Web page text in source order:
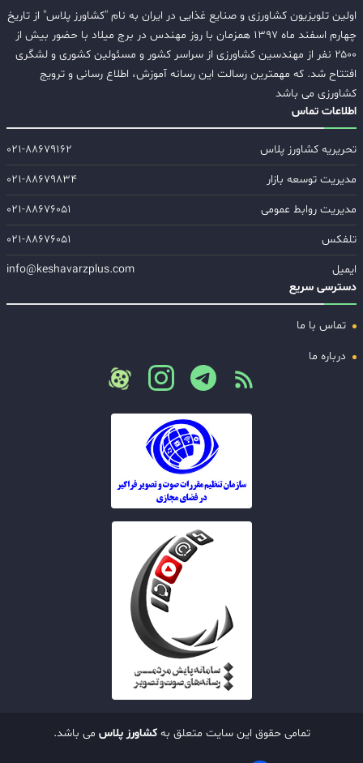
اولین تلویزیون کشاورزی و صنایع غذایی در ایران به نام "کشاورز پلاس" از تاریخ
چهارم اسفند ماه ۱۳۹۷ همزمان با روز مهندس در برج میلاد با حضور بیش از
۲۵۰۰ نفر از مهندسین کشاورزی از سراسر کشور و مسئولین کشوری و لشگری
افتتاح شد. که مهمترین رسالت این رسانه آموزش، اطلاع رسانی و ترویج
کشاورزی می باشد
اطلاعات تماس
تحریریه کشاورز پلاس
۰۲۱-۸۸۶۷۹۱۶۲
مدیریت توسعه بازار
۰۲۱-۸۸۶۷۹۸۳۴
مدیریت روابط عمومی
۰۲۱-۸۸۶۷۶۰۵۱
تلفکس
۰۲۱-۸۸۶۷۶۰۵۱
ایمیل
info@keshavarzplus.com
دسترسی سریع
تماس با ما
درباره ما
تمامی حقوق این سایت متعلق بهکشاورز پلاس می باشد.